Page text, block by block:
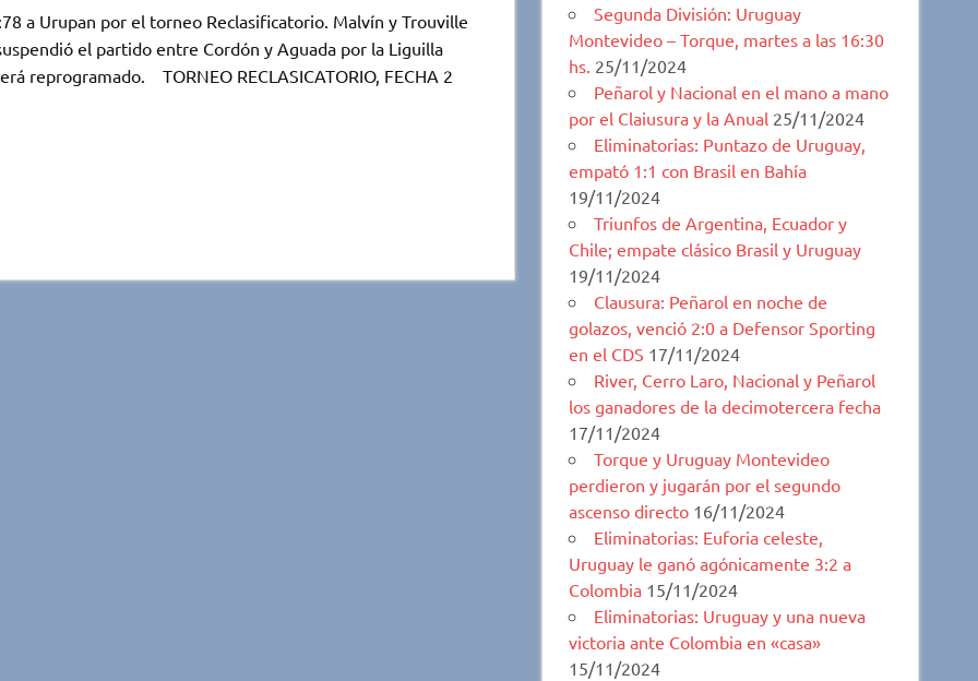
a Urupan por el torneo Reclasificatorio. Malvín y Trouville
el partido entre Cordón y Aguada por la Liguilla
reprogramado. TORNEO RECLASICATORIO, FECHA 2
Segunda División: Uruguay
Montevideo – Torque, martes a las 16:30
hs. 25/11/2024
Peñarol y Nacional en el mano a mano
por el Claiusura y la Anual 25/11/2024
Eliminatorias: Puntazo de Uruguay,
empató 1:1 con Brasil en Bahía
19/11/2024
Triunfos de Argentina, Ecuador y
Chile; empate clásico Brasil y Uruguay
19/11/2024
Clausura: Peñarol en noche de
golazos, venció 2:0 a Defensor Sporting
en el CDS 17/11/2024
River, Cerro Laro, Nacional y Peñarol
los ganadores de la decimotercera fecha
17/11/2024
Torque y Uruguay Montevideo
perdieron y jugarán por el segundo
ascenso directo 16/11/2024
Eliminatorias: Euforia celeste,
Uruguay le ganó agónicamente 3:2 a
Colombia 15/11/2024
Eliminatorias: Uruguay y una nueva
victoria ante Colombia en «casa»
15/11/2024